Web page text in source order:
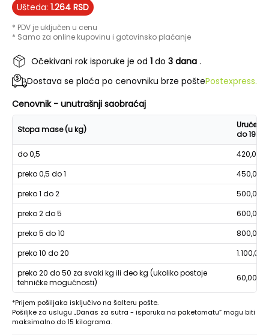
Ušteda: 1.264 RSD
* PDV je uključen u cenu
* Samo za online kupovinu i gotovinsko plaćanje
Očekivani rok isporuke je od 1 do 3 dana .
Dostava se plaća po cenovniku brze poštePostexpress.
Cenovnik - unutrašnji saobraćaj
Stopa mase (u kg)
Uručenje
do 19h
do 0,5
420,00
preko 0,5 do 1
450,00
preko 1 do 2
500,00
preko 2 do 5
600,00
preko 5 do 10
800,00
preko 10 do 20
1.100,00
preko 20 do 50 za svaki kg ili deo kg (ukoliko postoje
tehničke mogućnosti)
60,00
*Prijem pošiljaka isključivo na šalteru pošte.
Pošiljke za uslugu „Danas za sutra - isporuka na paketomatu“ mogu biti
maksimalno do 15 kilograma.